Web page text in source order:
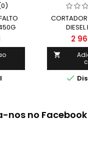
2


nos no Facebook